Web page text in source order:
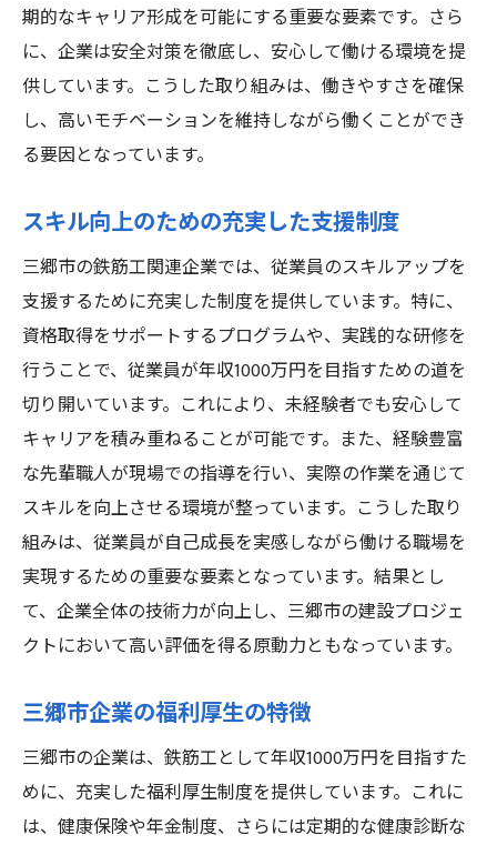
チームワークを強化するための取り組み
職場の透明性を高めるコミュニケーション
職場改善に向けた継続的な努力
効率的な業務プロセスの構築
び方
職場選びの重要なチェックポイント
三郷市の職場文化とその特徴
働きがいのある職場環境の条件
職場の選択がキャリアに与える影響
競争力のある職場の見極め方
長期的な視点での職場探しのコツ
期的なキャリア形成を可能にする重要な要素です。さら
に、企業は安全対策を徹底し、安心して働ける環境を提
供しています。こうした取り組みは、働きやすさを確保
し、高いモチベーションを維持しながら働くことができ
る要因となっています。
スキル向上のための充実した支援制度
三郷市の鉄筋工関連企業では、従業員のスキルアップを
支援するために充実した制度を提供しています。特に、
資格取得をサポートするプログラムや、実践的な研修を
行うことで、従業員が年収1000万円を目指すための道を
切り開いています。これにより、未経験者でも安心して
キャリアを積み重ねることが可能です。また、経験豊富
な先輩職人が現場での指導を行い、実際の作業を通じて
スキルを向上させる環境が整っています。こうした取り
組みは、従業員が自己成長を実感しながら働ける職場を
実現するための重要な要素となっています。結果とし
て、企業全体の技術力が向上し、三郷市の建設プロジェ
クトにおいて高い評価を得る原動力ともなっています。
三郷市企業の福利厚生の特徴
三郷市の企業は、鉄筋工として年収1000万円を目指すた
めに、充実した福利厚生制度を提供しています。これに
は、健康保険や年金制度、さらには定期的な健康診断な